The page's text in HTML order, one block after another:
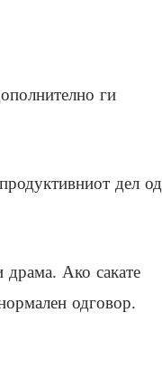
ги
дел од
драма. Ако сакате
одговор.